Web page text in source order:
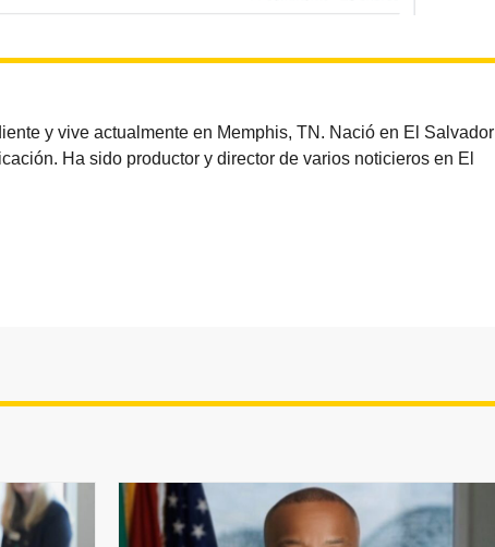
y vive actualmente en Memphis, TN. Nació en El Salvador
Ha sido productor y director de varios noticieros en El